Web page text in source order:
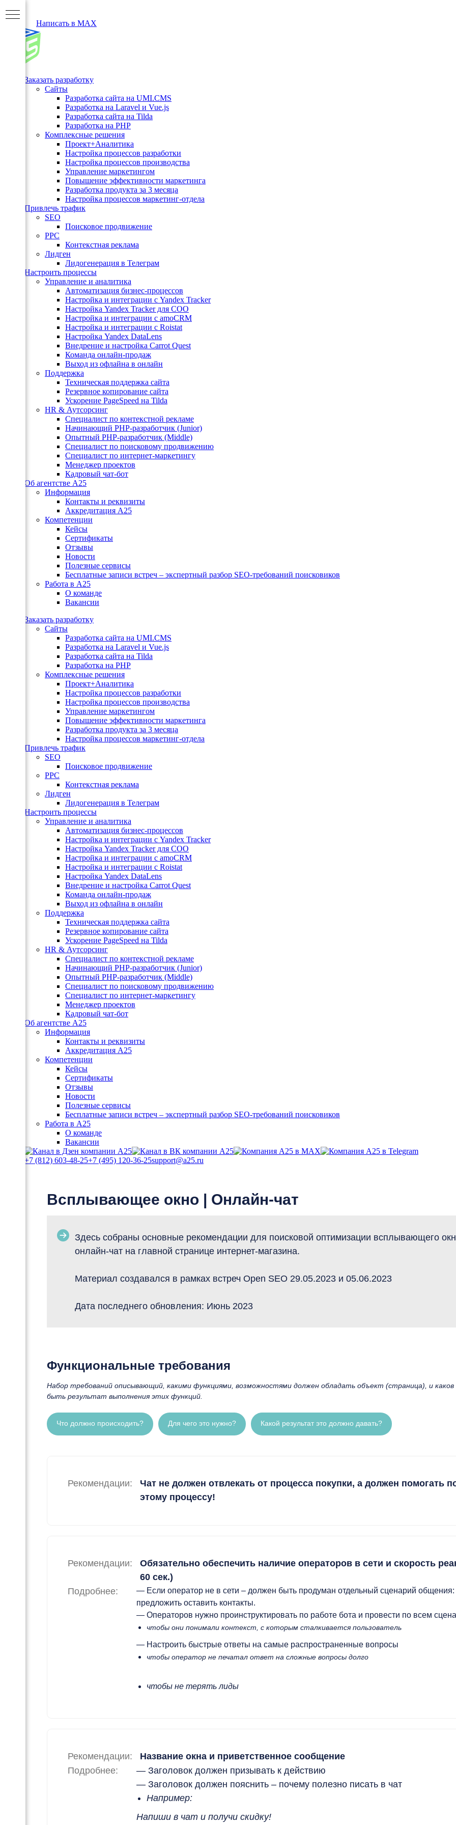
Написать в MAX
Заказать разработку
Сайты
Разработка сайта на UMI.CMS
Разработка на Laravel и Vue.js
Разработка сайта на Tilda
Разработка на PHP
Комплексные решения
Проект+Аналитика
Настройка процессов разработки
Настройка процессов производства
Управление маркетингом
Повышение эффективности маркетинга
Разработка продукта за 3 месяца
Настройка процессов маркетинг-отдела
Привлечь трафик
SEO
Поисковое продвижение
PPC
Контекстная реклама
Лидген
Лидогенерация в Телеграм
Настроить процессы
Управление и аналитика
Автоматизация бизнес-процессов
Настройка и интеграции с Yandex Tracker
Настройка Yandex Tracker для СОО
Настройка и интеграции с amoCRM
Настройка и интеграции с Roistat
Настройка Yandex DataLens
Внедрение и настройка Carrot Quest
Команда онлайн-продаж
Выход из офлайна в онлайн
Поддержка
Техническая поддержка сайта
Резервное копирование сайта
Ускорение PageSpeed на Tilda
HR & Аутсорсинг
Специалист по контекстной рекламе
Начинающий PHP-разработчик (Junior)
Опытный PHP-разработчик (Middle)
Специалист по поисковому продвижению
Специалист по интернет-маркетингу
Менеджер проектов
Кадровый чат-бот
Об агентстве А25
Информация
Контакты и реквизиты
Аккредитация А25
Компетенции
Кейсы
Сертификаты
Отзывы
Новости
Полезные сервисы
Бесплатные записи встреч – экспертный разбор SEO-требований поисковиков
Работа в А25
О команде
Вакансии
Заказать разработку
Сайты
Разработка сайта на UMI.CMS
Разработка на Laravel и Vue.js
Разработка сайта на Tilda
Разработка на PHP
Комплексные решения
Проект+Аналитика
Настройка процессов разработки
Настройка процессов производства
Управление маркетингом
Повышение эффективности маркетинга
Разработка продукта за 3 месяца
Настройка процессов маркетинг-отдела
Привлечь трафик
SEO
Поисковое продвижение
PPC
Контекстная реклама
Лидген
Лидогенерация в Телеграм
Настроить процессы
Управление и аналитика
Автоматизация бизнес-процессов
Настройка и интеграции с Yandex Tracker
Настройка Yandex Tracker для СОО
Настройка и интеграции с amoCRM
Настройка и интеграции с Roistat
Настройка Yandex DataLens
Внедрение и настройка Carrot Quest
Команда онлайн-продаж
Выход из офлайна в онлайн
Поддержка
Техническая поддержка сайта
Резервное копирование сайта
Ускорение PageSpeed на Tilda
HR & Аутсорсинг
Специалист по контекстной рекламе
Начинающий PHP-разработчик (Junior)
Опытный PHP-разработчик (Middle)
Специалист по поисковому продвижению
Специалист по интернет-маркетингу
Менеджер проектов
Кадровый чат-бот
Об агентстве А25
Информация
Контакты и реквизиты
Аккредитация А25
Компетенции
Кейсы
Сертификаты
Отзывы
Новости
Полезные сервисы
Бесплатные записи встреч – экспертный разбор SEO-требований поисковиков
Работа в А25
О команде
Вакансии
+7 (812) 603-48-25+7 (495) 120-36-25support@a25.ru
Всплывающее окно | Онлайн-чат
Здесь собраны основные рекомендации для поисковой оптимизации всплывающего
онлайн-чат на главной странице интернет-магазина.
Материал создавался в рамках встреч Open SEO 29.05.2023 и 05.06.2023
Дата последнего обновления: Июнь 2023
Функциональные требования
Набор требований описывающий, какими функциями, возможностями должен обладать объект (страница), и каков
быть результат выполнения этих функций.
Что должно происходить? Для чего это нужно? Какой результат это должно давать?
Рекомендации:
Чат не должен отвлекать от процесса покупки, а должен помогать
этому процессу!
Рекомендации:
Обязательно обеспечить наличие операторов в сети и скорость
60 сек.)
Подробнее:
— Если оператор не в сети – должен быть продуман отдельный сценарий
предложить оставить контакты.
— Операторов нужно проинструктировать по работе бота и провести по всем
чтобы они понимали контекст, с которым сталкивается пользователь
— Настроить быстрые ответы на самые распространенные вопросы
чтобы оператор не печатал ответ на сложные вопросы долго
чтобы не терять лиды
Рекомендации:
Название окна и приветственное сообщение
Подробнее:
— Заголовок должен призывать к действию
— Заголовок должен пояснить – почему полезно писать в чат
Например:
Напиши в чат и получи скидку!